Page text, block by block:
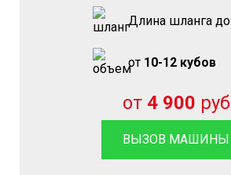
Длина шланга до
от 10-12 кубов
от 4 900 руб
ВЫЗОВ МАШИНЫ